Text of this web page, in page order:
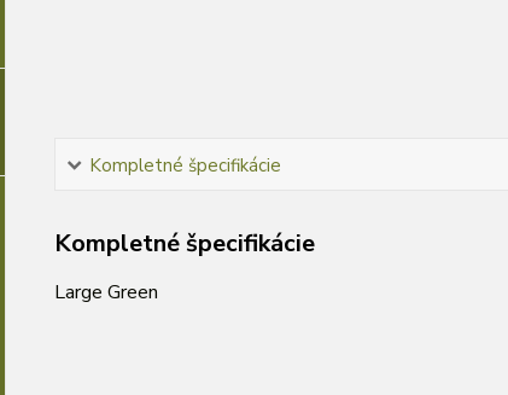
Kompletné špecifikácie
Kompletné špecifikácie
Large Green